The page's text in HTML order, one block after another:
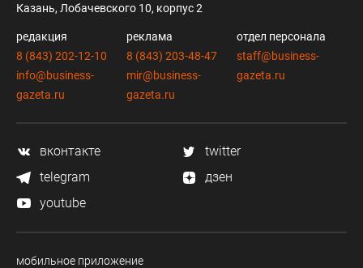
Казань, Лобачевского 10, корпус 2
редакция
8 (843) 202-12-10
info@business-
gazeta.ru
реклама
8 (843) 203-48-47
mir@business-
gazeta.ru
отдел персонала
staff@business-
gazeta.ru
вконтакте
twitter
telegram
дзен
youtube
мобильное приложение